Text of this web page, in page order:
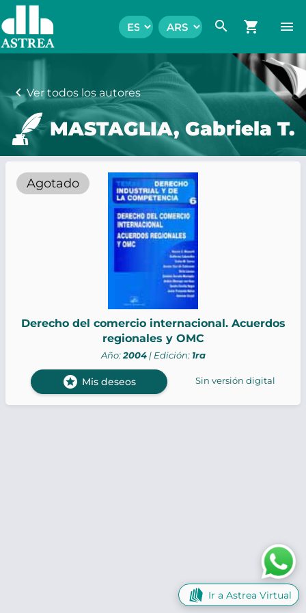
search shopping_cart menu
chevron_leftVer todos los autores
MASTAGLIA, Gabriela T.
Agotado
Derecho del comercio internacional. Acuerdos
regionales y OMC
Año:2004| Edición: 1ra
stars Mis deseos Sin versión digital
Ir a Astrea Virtual